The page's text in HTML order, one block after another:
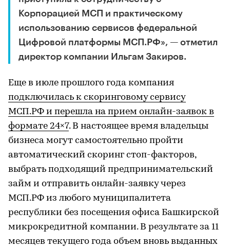
Корпорацией МСП и практическому
использованию сервисов федеральной
Цифровой платформы МСП.РФ», — отметил
директор компании Ильгам Закиров.
Еще в июле прошлого года компания
подключилась к скоринговому сервису
МСП.РФ и перешла на прием онлайн-заявок в
формате 24×7. В настоящее время владельцы
бизнеса могут самостоятельно пройти
автоматический скоринг стоп-факторов,
выбрать подходящий предпринимательский
займ и отправить онлайн-заявку через
МСП.РФ из любого муниципалитета
республики без посещения офиса Башкирской
микрокредитной компании. В результате за 11
месяцев текущего года объем вновь выданных